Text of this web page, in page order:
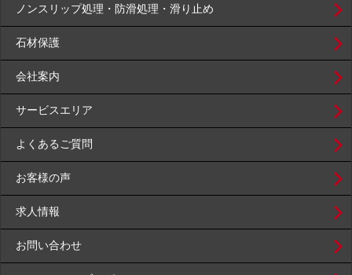
ノンスリップ処理・防滑処理・滑り止め
石材保護
会社案内
サービスエリア
よくあるご質問
お客様の声
求人情報
お問い合わせ